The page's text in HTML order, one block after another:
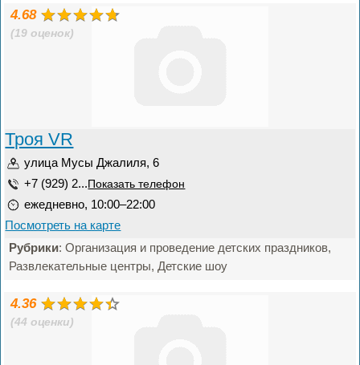
4.68
(19 оценок)
Троя VR
улица Мусы Джалиля, 6
+7 (929) 2... Показать телефон
ежедневно, 10:00–22:00
Посмотреть на карте
Рубрики: Организация и проведение детских праздников,
Развлекательные центры, Детские шоу
4.36
(44 оценки)